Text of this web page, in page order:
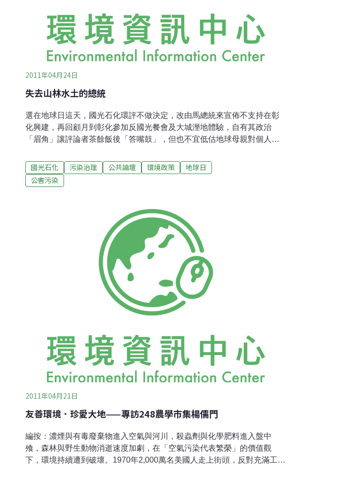
2011年04月24日
失去山林水土的總統
選在地球日這天，國光石化環評不做決定，改由馬總統來宣佈不支持在彰
化興建，再回顧月到彰化參加反國光餐會及大城溼地體驗，自有其政治
「眉角」讓評論者茶餘飯後「答嘴鼓」，但也不宜低估地球母親對個人的
與財團綿密的天羅地網，更牽絆總統高位的動能，個人自主性與社會結構
束縛之間想必有一番拉扯，馬英九大可依循慣性走向鋪往地獄的坦途，而
決策轉向之最後一局的驚險，足見人民的綠色選票尚有待提昇。 回首十幾
貧瘠，某次中秋節烤鮮蚵活動，正當民眾還在遲疑是否真要下水體驗這黝
黑的軟泥，時任立委的前縣長蘇煥智高呼「潦落去就會有感情」，大人小
孩全都快樂玩起來，現在已經有台江國家公園的設立。 美國兒童與自然網
絡主席理查．洛夫（Richard Louv）2008年以「失去山林的孩子」一書獲
國光石化 污染治理 公共論壇 環境政策
地球日
公害污染
2011年04月21日
友善環境．珍愛大地——專訪248農學市集楊儒門
編按：濃煙與有毒廢棄物進入空氣與河川，殺蟲劑與化學肥料進入盤中
飧，森林與野生動物消逝速度加劇，在「空氣污染代表繁榮」的價值觀
下，環境持續遭到破壞。1970年2,000萬名美國人走上街頭，反對充滿工廠